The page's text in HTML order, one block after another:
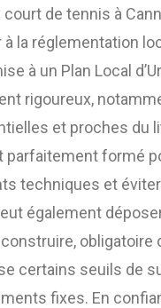
de tennis à
la réglementation
à un Plan Local
rigoureux,
et proches du
parfaitement formé
techniques et
également
obligatoire
certains seuils de
fixes. En